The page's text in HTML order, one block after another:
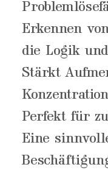
Erkennen
die Logik
Stärkt
Perfekt für
Eine